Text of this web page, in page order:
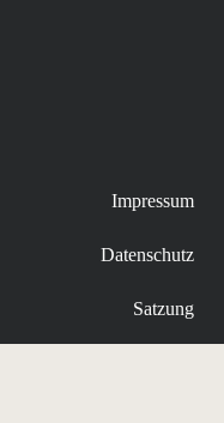
Impressum
Datenschutz
Satzung